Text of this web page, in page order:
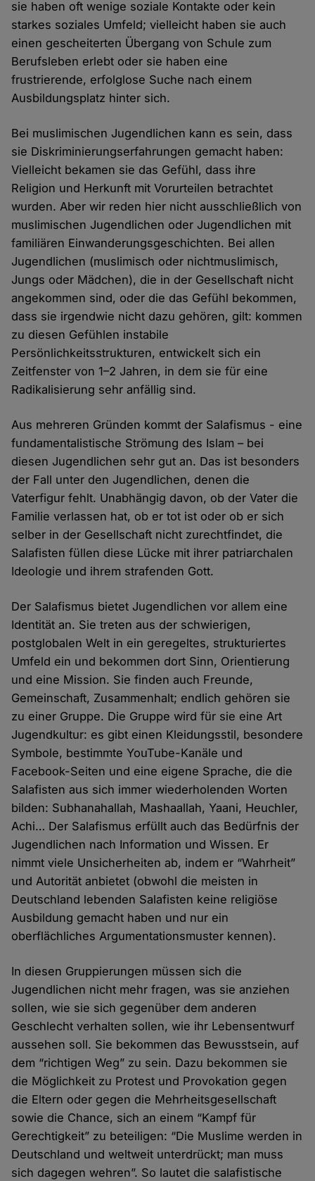
sie haben oft wenige soziale Kontakte oder kein
starkes soziales Umfeld; vielleicht haben sie auch
einen gescheiterten Übergang von Schule zum
Berufsleben erlebt oder sie haben eine
frustrierende, erfolglose Suche nach einem
Ausbildungsplatz hinter sich.
Bei muslimischen Jugendlichen kann es sein, dass
sie Diskriminierungserfahrungen gemacht haben:
Vielleicht bekamen sie das Gefühl, dass ihre
Religion und Herkunft mit Vorurteilen betrachtet
wurden. Aber wir reden hier nicht ausschließlich von
muslimischen Jugendlichen oder Jugendlichen mit
familiären Einwanderungsgeschichten. Bei allen
Jugendlichen (muslimisch oder nichtmuslimisch,
Jungs oder Mädchen), die in der Gesellschaft nicht
angekommen sind, oder die das Gefühl bekommen,
dass sie irgendwie nicht dazu gehören, gilt: kommen
zu diesen Gefühlen instabile
Persönlichkeitsstrukturen, entwickelt sich ein
Zeitfenster von 1–2 Jahren, in dem sie für eine
Radikalisierung sehr anfällig sind.
Aus mehreren Gründen kommt der Salafismus - eine
fundamentalistische Strömung des Islam – bei
diesen Jugendlichen sehr gut an. Das ist besonders
der Fall unter den Jugendlichen, denen die
Vaterfigur fehlt. Unabhängig davon, ob der Vater die
Familie verlassen hat, ob er tot ist oder ob er sich
selber in der Gesellschaft nicht zurechtfindet, die
Salafisten füllen diese Lücke mit ihrer patriarchalen
Ideologie und ihrem strafenden Gott.
Der Salafismus bietet Jugendlichen vor allem eine
Identität an. Sie treten aus der schwierigen,
postglobalen Welt in ein geregeltes, strukturiertes
Umfeld ein und bekommen dort Sinn, Orientierung
und eine Mission. Sie finden auch Freunde,
Gemeinschaft, Zusammenhalt; endlich gehören sie
zu einer Gruppe. Die Gruppe wird für sie eine Art
Jugendkultur: es gibt einen Kleidungsstil, besondere
Symbole, bestimmte YouTube-Kanäle und
Facebook-Seiten und eine eigene Sprache, die die
Salafisten aus sich immer wiederholenden Worten
bilden: Subhanahallah, Mashaallah, Yaani, Heuchler,
Achi… Der Salafismus erfüllt auch das Bedürfnis der
Jugendlichen nach Information und Wissen. Er
nimmt viele Unsicherheiten ab, indem er “Wahrheit”
und Autorität anbietet (obwohl die meisten in
Deutschland lebenden Salafisten keine religiöse
Ausbildung gemacht haben und nur ein
oberflächliches Argumentationsmuster kennen).
In diesen Gruppierungen müssen sich die
Jugendlichen nicht mehr fragen, was sie anziehen
sollen, wie sie sich gegenüber dem anderen
Geschlecht verhalten sollen, wie ihr Lebensentwurf
aussehen soll. Sie bekommen das Bewusstsein, auf
dem “richtigen Weg” zu sein. Dazu bekommen sie
die Möglichkeit zu Protest und Provokation gegen
die Eltern oder gegen die Mehrheitsgesellschaft
sowie die Chance, sich an einem “Kampf für
Gerechtigkeit” zu beteiligen: “Die Muslime werden in
Deutschland und weltweit unterdrückt; man muss
sich dagegen wehren”. So lautet die salafistische